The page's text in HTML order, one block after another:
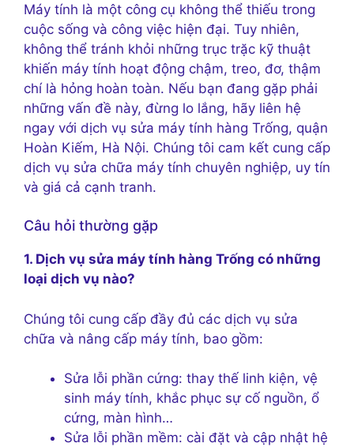
Máy tính là một công cụ không thể thiếu trong
cuộc sống và công việc hiện đại. Tuy nhiên,
không thể tránh khỏi những trục trặc kỹ thuật
khiến máy tính hoạt động chậm, treo, đơ, thậm
chí là hỏng hoàn toàn. Nếu bạn đang gặp phải
những vấn đề này, đừng lo lắng, hãy liên hệ
ngay với dịch vụ sửa máy tính hàng Trống, quận
Hoàn Kiếm, Hà Nội. Chúng tôi cam kết cung cấp
dịch vụ sửa chữa máy tính chuyên nghiệp, uy tín
và giá cả cạnh tranh.
Câu hỏi thường gặp
1. Dịch vụ sửa máy tính hàng Trống có những
loại dịch vụ nào?
Chúng tôi cung cấp đầy đủ các dịch vụ sửa
chữa và nâng cấp máy tính, bao gồm:
Sửa lỗi phần cứng: thay thế linh kiện, vệ
sinh máy tính, khắc phục sự cố nguồn, ổ
cứng, màn hình…
Sửa lỗi phần mềm: cài đặt và cập nhật hệ